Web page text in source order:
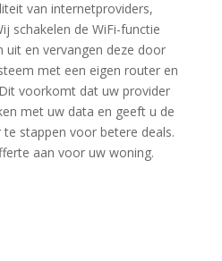
van internetproviders,
schakelen de WiFi-functie
en vervangen deze door
met een eigen router en
voorkomt dat uw provider
met uw data en geeft u de
stappen voor betere deals.
aan voor uw woning.